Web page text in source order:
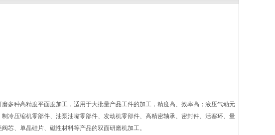
多种高精度平面度加工，适用于大批量产品工件的加工，精度高、效率高；液压气动元
冷压缩机零部件、油泵油嘴零部件、发动机零部件、高精密轴承、密封件、活塞环、量
芯、单晶硅片、磁性材料等产品的双面研磨机加工。